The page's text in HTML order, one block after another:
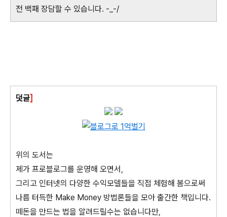
전 백패 장담할 수 있습니다. -_-/
덧글]
위의 도서는
제가 프로블로그를 운영해 오면서,
그리고 인터넷의 다양한 수익모델들을 직접 체험해 봄으로써
나름 터득한 Make Money 방법론들을 모아 출간한 책입니다.
떼돈을 만드는 법을 알려드릴수는 없습니다만,